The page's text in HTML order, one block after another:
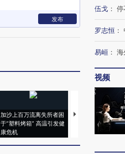
发布
加沙上百万流离失所者困
于“塑料烤箱” 高温引发健
康危机
视线｜HYROX的
术：是什么让中产
心“花钱找虐”？
伍戈 ： 停
罗志恒 ：
易峘 ： 海
视频